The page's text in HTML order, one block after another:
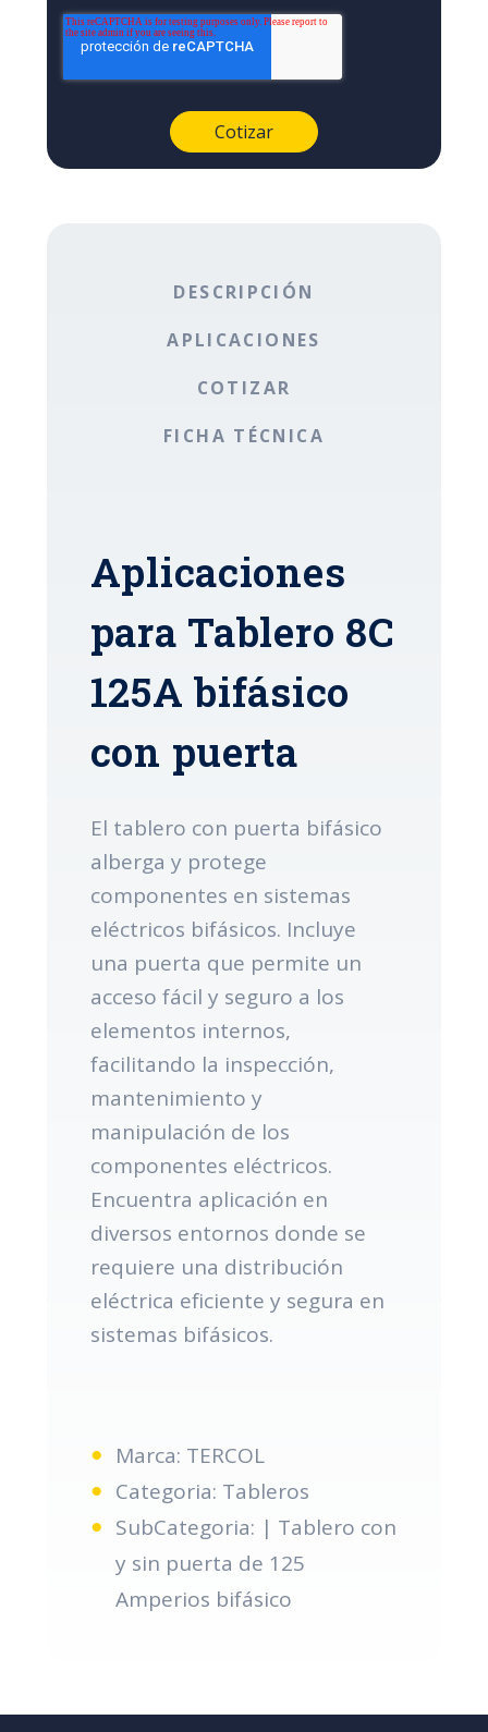
DESCRIPCIÓN
APLICACIONES
COTIZAR
FICHA TÉCNICA
Aplicaciones
para Tablero 8C
125A bifásico
con puerta
El tablero con puerta bifásico
alberga y protege
componentes en sistemas
eléctricos bifásicos. Incluye
una puerta que permite un
acceso fácil y seguro a los
elementos internos,
facilitando la inspección,
mantenimiento y
manipulación de los
componentes eléctricos.
Encuentra aplicación en
diversos entornos donde se
requiere una distribución
eléctrica eficiente y segura en
sistemas bifásicos.
Marca: TERCOL
Categoria: Tableros
SubCategoria: | Tablero con
y sin puerta de 125
Amperios bifásico